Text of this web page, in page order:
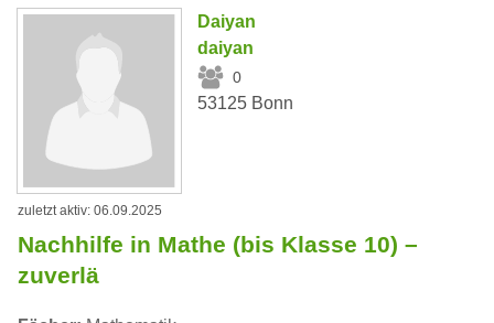
Daiyan
daiyan
0
53125 Bonn
zuletzt aktiv: 06.09.2025
Nachhilfe in Mathe (bis Klasse 10) –
zuverlä